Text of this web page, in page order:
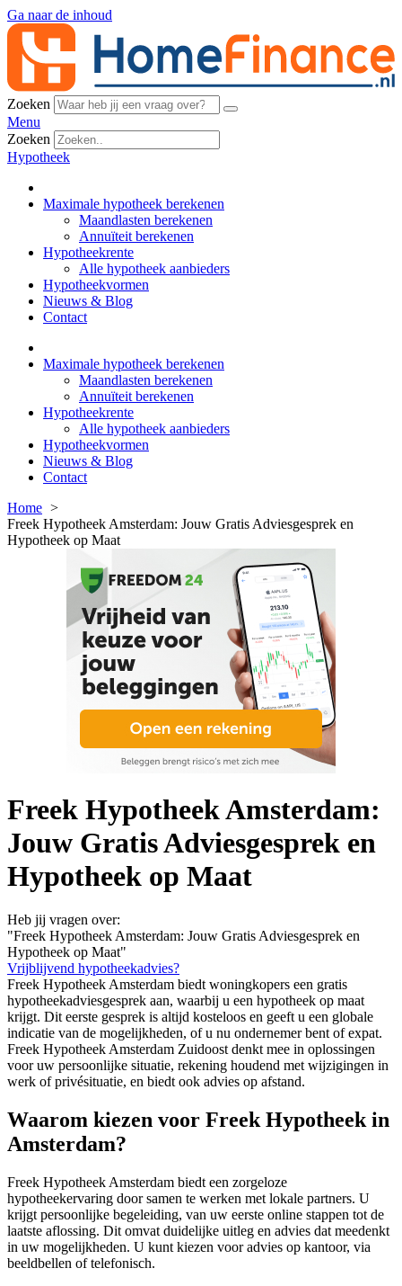
Ga naar de inhoud
Zoeken
Menu
Zoeken
Hypotheek
Maximale hypotheek berekenen
Maandlasten berekenen
Annuïteit berekenen
Hypotheekrente
Alle hypotheek aanbieders
Hypotheekvormen
Nieuws & Blog
Contact
Maximale hypotheek berekenen
Maandlasten berekenen
Annuïteit berekenen
Hypotheekrente
Alle hypotheek aanbieders
Hypotheekvormen
Nieuws & Blog
Contact
Home
Freek Hypotheek Amsterdam: Jouw Gratis Adviesgesprek en
Hypotheek op Maat
Freek Hypotheek Amsterdam:
Jouw Gratis Adviesgesprek en
Hypotheek op Maat
Heb jij vragen over:
"Freek Hypotheek Amsterdam: Jouw Gratis Adviesgesprek en
Hypotheek op Maat"
Vrijblijvend hypotheekadvies?
Freek Hypotheek Amsterdam biedt woningkopers een gratis
hypotheekadviesgesprek aan, waarbij u een hypotheek op maat
krijgt. Dit eerste gesprek is altijd kosteloos en geeft u een globale
indicatie van de mogelijkheden, of u nu ondernemer bent of expat.
Freek Hypotheek Amsterdam Zuidoost denkt mee in oplossingen
voor uw persoonlijke situatie, rekening houdend met wijzigingen in
werk of privésituatie, en biedt ook advies op afstand.
Waarom kiezen voor Freek Hypotheek in
Amsterdam?
Freek Hypotheek Amsterdam biedt een zorgeloze
hypotheekervaring door samen te werken met lokale partners. U
krijgt persoonlijke begeleiding, van uw eerste online stappen tot de
laatste aflossing. Dit omvat duidelijke uitleg en advies dat meedenkt
in uw mogelijkheden. U kunt kiezen voor advies op kantoor, via
beeldbellen of telefonisch.